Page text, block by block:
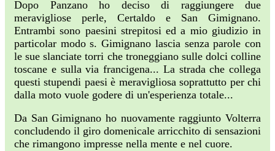
Dopo Panzano ho deciso di raggiungere due
meravigliose perle, Certaldo e San Gimignano.​​​
Entrambi sono paesini strepitosi ed a mio giudizio in
particolar modo s. Gimignano lascia senza parole con
le sue slanciate torri che troneggiano sulle dolci colline
toscane e sulla via francigena... La strada che collega
questi stupendi paesi è meravigliosa soprattutto per chi
dalla moto vuole godere di un'esperienza totale...
Da San Gimignano ho nuovamente raggiunto Volterra
concludendo il giro domenicale arricchito di sensazioni
che rimangono impresse nella mente e nel cuore.